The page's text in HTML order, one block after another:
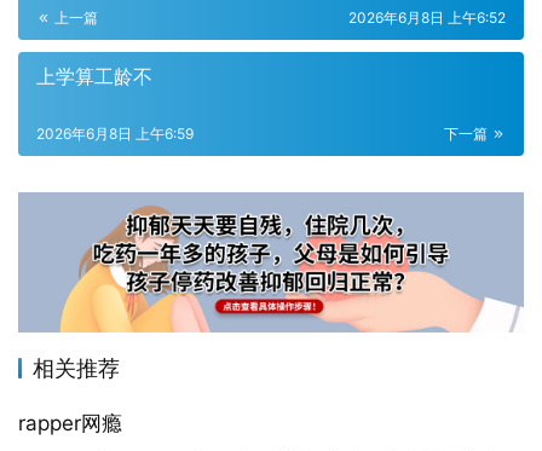
上一篇 2026年6月8日 上午6:52
上学算工龄不
下一篇
2026年6月8日 上午6:59
相关推荐
rapper网瘾